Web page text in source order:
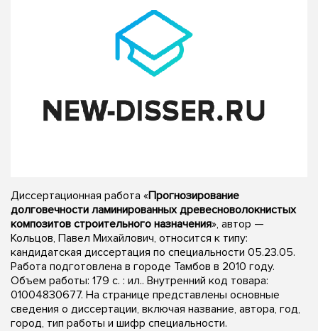
Диссертационная работа «Прогнозирование
долговечности ламинированных древесноволокнистых
композитов строительного назначения», автор —
Кольцов, Павел Михайлович, относится к типу:
кандидатская диссертация по специальности 05.23.05.
Работа подготовлена в городе Тамбов в 2010 году.
Объем работы: 179 с. : ил.. Внутренний код товара:
01004830677. На странице представлены основные
сведения о диссертации, включая название, автора, год,
город, тип работы и шифр специальности.